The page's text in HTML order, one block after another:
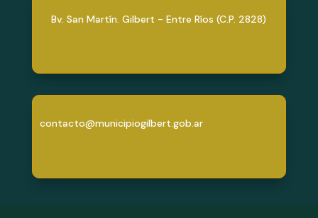
Bv. San Martín. Gilbert - Entre Ríos (C.P. 2828)
contacto@municipiogilbert.gob.ar